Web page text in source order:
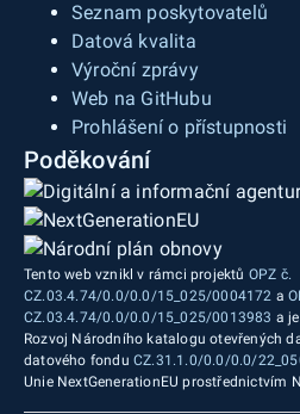
Seznam poskytovatelů
Datová kvalita
Výroční zprávy
Web na GitHubu
Prohlášení o přístupnosti
Poděkování
Tento web vznikl v rámci projektů OPZ č.
CZ.03.4.74/0.0/0.0/15_025/0004172 a
CZ.03.4.74/0.0/0.0/15_025/0013983 a
Rozvoj Národního katalogu otevřených
datového fondu CZ.31.1.0/0.0/0.0/
Unie NextGenerationEU prostřednictvím